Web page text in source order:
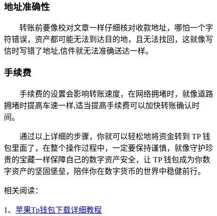
地址准确性
转账前要像校对文章一样仔细核对收款地址，哪怕一个字
符错误，资产都可能无法到达目的地，且无法找回，这就像写
信时写错了地址,信件就无法准确送达一样。
手续费
手续费的设置会影响转账速度，在网络拥堵时，就像道路
拥堵时提高车速一样,适当提高手续费可以加快转账确认时
间。
通过以上详细的步骤，你就可以轻松地将资金转到 TP 钱
包里面了，在整个操作过程中，一定要保持谨慎，就像守护珍
贵的宝藏一样保障自己的数字资产安全，让 TP 钱包成为你数
字资产的坚固堡垒，陪伴你在数字货币的世界中稳健前行。
相关阅读：
1、 苹果Tp钱包下载详细教程